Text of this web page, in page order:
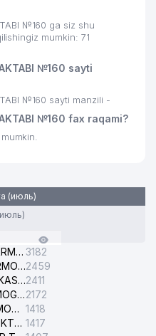
AJ 564 м
588 м
№160 ga siz shu
mumkin: 71
№160 sayti
№160 sayti manzili -
№160 fax raqami?
(июль)
YASHNOBOD ELEKTR TARMOG'I NOSOZLIKLARI XIZMATI 3182
CHILONZOR ELEKTR TARMOG'I NOSOZLIK XIZMATI2459
O'ZBEKISTON RESPUBLIKASI BOSH PROKURATURASI ISHONCH TELEFONI2411
OLMAZOR ELEKTR TARMOG'I NOSOZLIKLARI XIZMATI2172
UCH-TEPA ELEKTR TARMOG'I NOSOZLIKLARI XIZMATI 1418
TOSHKENT SHAHAR ELEKTR TARMOQLARI KORXONASI AJ 1417